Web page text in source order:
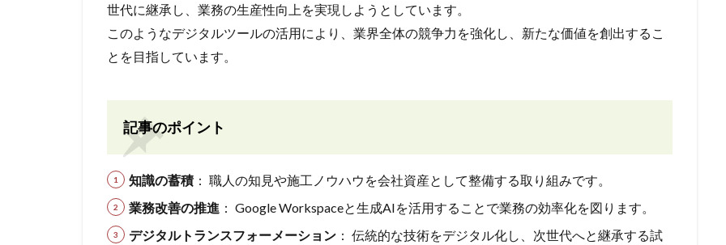
世代に継承し、業務の生産性向上を実現しようとしています。
このようなデジタルツールの活用により、業界全体の競争力を強化し、新たな価値を創出するこ
とを目指しています。
記事のポイント
知識の蓄積 ： 職人の知見や施工ノウハウを会社資産として整備する取り組みです。
業務改善の推進 ： Google Workspaceと生成AIを活用することで業務の効率化を図ります。
デジタルトランスフォーメーション ： 伝統的な技術をデジタル化し、次世代へと継承する試